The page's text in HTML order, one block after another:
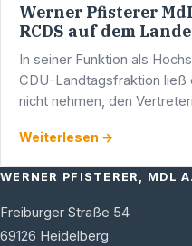
Werner Pfisterer
RCDS auf dem
In seiner Funktion als
CDU-Landtagsfraktion ließ
nicht nehmen, den
Weiterlesen →
WERNER PFISTERER, MDL
Freiburger Straße 54
69126 Heidelberg